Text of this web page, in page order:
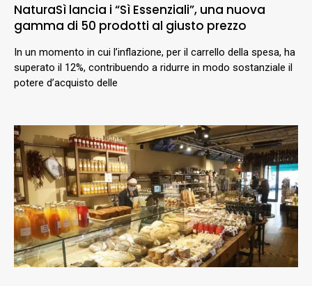
NaturaSì lancia i “Sì Essenziali”, una nuova
gamma di 50 prodotti al giusto prezzo
In un momento in cui l’inflazione, per il carrello della spesa, ha
superato il 12%, contribuendo a ridurre in modo sostanziale il
potere d’acquisto delle